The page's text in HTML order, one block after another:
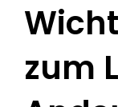
zum